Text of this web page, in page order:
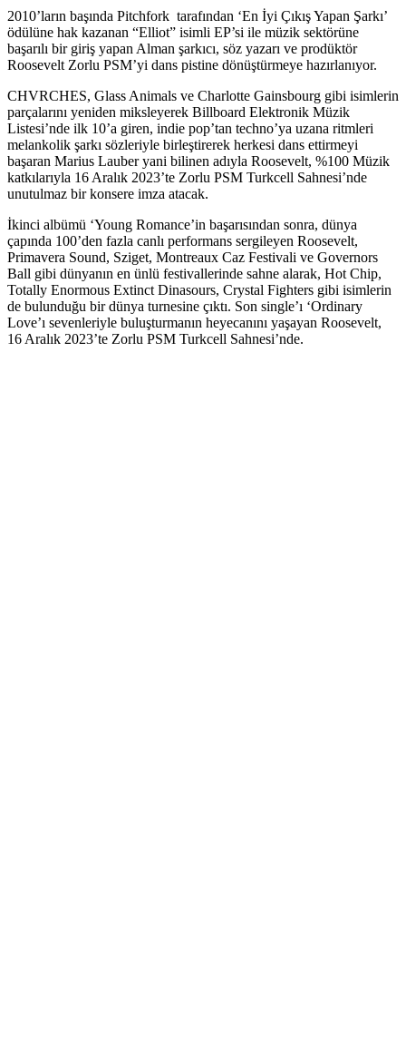
2010’ların başında Pitchfork tarafından ‘En İyi Çıkış Yapan Şarkı’
ödülüne hak kazanan “Elliot” isimli EP’si ile müzik sektörüne
başarılı bir giriş yapan Alman şarkıcı, söz yazarı ve prodüktör
Roosevelt Zorlu PSM’yi dans pistine dönüştürmeye hazırlanıyor.
CHVRCHES, Glass Animals ve Charlotte Gainsbourg gibi isimlerin
parçalarını yeniden miksleyerek Billboard Elektronik Müzik
Listesi’nde ilk 10’a giren, indie pop’tan techno’ya uzana ritmleri
melankolik şarkı sözleriyle birleştirerek herkesi dans ettirmeyi
başaran Marius Lauber yani bilinen adıyla Roosevelt, %100 Müzik
katkılarıyla 16 Aralık 2023’te Zorlu PSM Turkcell Sahnesi’nde
unutulmaz bir konsere imza atacak.
İkinci albümü ‘Young Romance’in başarısından sonra, dünya
çapında 100’den fazla canlı performans sergileyen Roosevelt,
Primavera Sound, Sziget, Montreaux Caz Festivali ve Governors
Ball gibi dünyanın en ünlü festivallerinde sahne alarak, Hot Chip,
Totally Enormous Extinct Dinasours, Crystal Fighters gibi isimlerin
de bulunduğu bir dünya turnesine çıktı. Son single’ı ‘Ordinary
Love’ı sevenleriyle buluşturmanın heyecanını yaşayan Roosevelt,
16 Aralık 2023’te Zorlu PSM Turkcell Sahnesi’nde.